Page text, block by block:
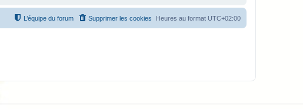
Heures au format UTC+02:00
Supprimer les cookies
L’équipe du forum